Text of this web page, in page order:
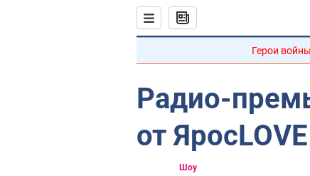
Герои войны
Радио-
от
Шоу